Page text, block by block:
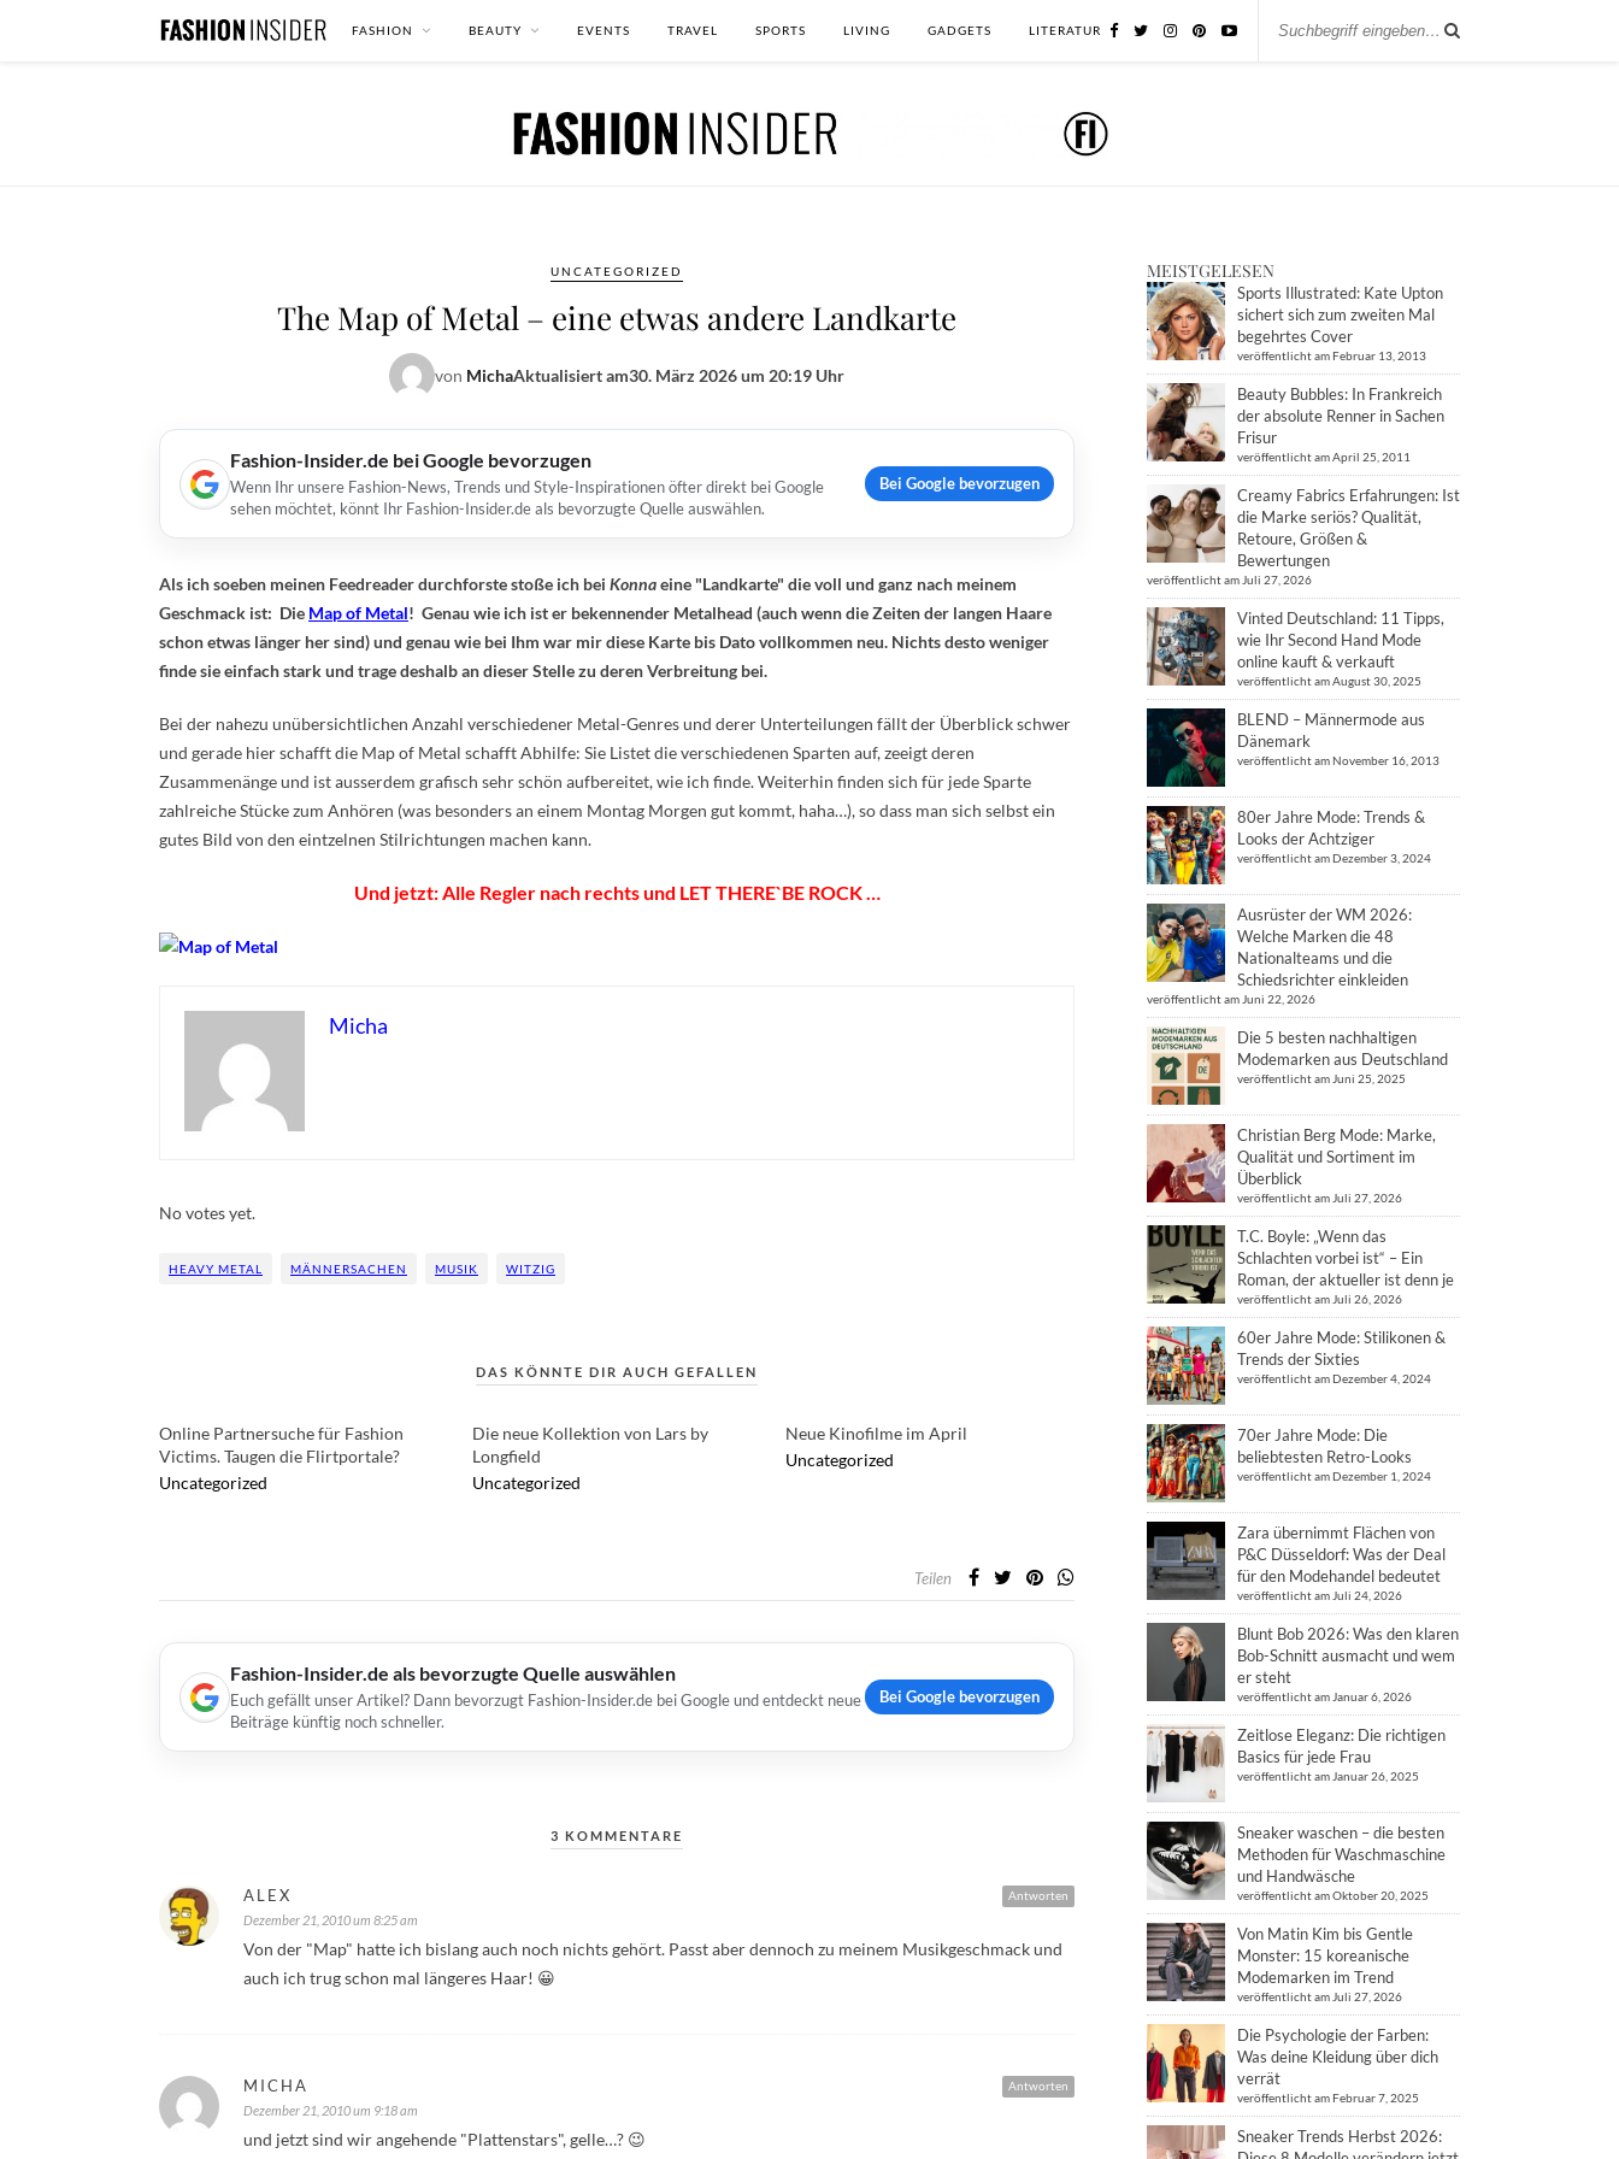
FASHION BEAUTY EVENTS TRAVEL SPORTS LIVING GADGETS LITERATUR
UNCATEGORIZED
The Map of Metal – eine etwas andere Landkarte
von MichaAktualisiert am30. März 2026 um 20:19 Uhr
Fashion-Insider.de bei Google bevorzugen
Wenn Ihr unsere Fashion-News, Trends und Style-Inspirationen öfter direkt bei Google
sehen möchtet, könnt Ihr Fashion-Insider.de als bevorzugte Quelle auswählen.
Bei Google bevorzugen
Als ich soeben meinen Feedreader durchforste stoße ich bei Konnaeine "Landkarte" die voll und ganz nach meinem
Geschmack ist: Die Map of Metal! Genau wie ich ist er bekennender Metalhead (auch wenn die Zeiten der langen Haare
schon etwas länger her sind) und genau wie bei Ihm war mir diese Karte bis Dato vollkommen neu. Nichts desto weniger
finde sie einfach stark und trage deshalb an dieser Stelle zu deren Verbreitung bei.
Bei der nahezu unübersichtlichen Anzahl verschiedener Metal-Genres und derer Unterteilungen fällt der Überblick schwer
und gerade hier schafft die Map of Metal schafft Abhilfe: Sie Listet die verschiedenen Sparten auf, zeeigt deren
Zusammenänge und ist ausserdem grafisch sehr schön aufbereitet, wie ich finde. Weiterhin finden sich für jede Sparte
zahlreiche Stücke zum Anhören (was besonders an einem Montag Morgen gut kommt, haha…), so dass man sich selbst ein
gutes Bild von den eintzelnen Stilrichtungen machen kann.
Und jetzt: Alle Regler nach rechts und LET THERE`BE ROCK …
Micha
No votes yet.
HEAVY METAL MÄNNERSACHEN MUSIK WITZIG
DAS KÖNNTE DIR AUCH GEFALLEN
Online Partnersuche für Fashion
Victims. Taugen die Flirtportale?
Uncategorized
Die neue Kollektion von Lars by
Longfield
Uncategorized
Neue Kinofilme im April
Uncategorized
Teilen
Fashion-Insider.de als bevorzugte Quelle auswählen
Euch gefällt unser Artikel? Dann bevorzugt Fashion-Insider.de bei Google und entdeckt neue
Beiträge künftig noch schneller.
Bei Google bevorzugen
3 KOMMENTARE
Antworten
ALEX
Dezember 21, 2010 um 8:25 am
Von der "Map" hatte ich bislang auch noch nichts gehört. Passt aber dennoch zu meinem Musikgeschmack und
auch ich trug schon mal längeres Haar! 😀
Antworten
MICHA
Dezember 21, 2010 um 9:18 am
und jetzt sind wir angehende "Plattenstars", gelle…? 😉
MEISTGELESEN
Sports Illustrated: Kate Upton
sichert sich zum zweiten Mal
begehrtes Cover
veröffentlicht am Februar 13, 2013
Beauty Bubbles: In Frankreich
der absolute Renner in Sachen
Frisur
veröffentlicht am April 25, 2011
Creamy Fabrics Erfahrungen: Ist
die Marke seriös? Qualität,
Retoure, Größen &
Bewertungen
veröffentlicht am Juli 27, 2026
Vinted Deutschland: 11 Tipps,
wie Ihr Second Hand Mode
online kauft & verkauft
veröffentlicht am August 30, 2025
BLEND – Männermode aus
Dänemark
veröffentlicht am November 16, 2013
80er Jahre Mode: Trends &
Looks der Achtziger
veröffentlicht am Dezember 3, 2024
Ausrüster der WM 2026:
Welche Marken die 48
Nationalteams und die
Schiedsrichter einkleiden
veröffentlicht am Juni 22, 2026
Die 5 besten nachhaltigen
Modemarken aus Deutschland
veröffentlicht am Juni 25, 2025
Christian Berg Mode: Marke,
Qualität und Sortiment im
Überblick
veröffentlicht am Juli 27, 2026
T.C. Boyle: „Wenn das
Schlachten vorbei ist“ – Ein
Roman, der aktueller ist denn je
veröffentlicht am Juli 26, 2026
60er Jahre Mode: Stilikonen &
Trends der Sixties
veröffentlicht am Dezember 4, 2024
70er Jahre Mode: Die
beliebtesten Retro-Looks
veröffentlicht am Dezember 1, 2024
Zara übernimmt Flächen von
P&C Düsseldorf: Was der Deal
für den Modehandel bedeutet
veröffentlicht am Juli 24, 2026
Blunt Bob 2026: Was den klaren
Bob-Schnitt ausmacht und wem
er steht
veröffentlicht am Januar 6, 2026
Zeitlose Eleganz: Die richtigen
Basics für jede Frau
veröffentlicht am Januar 26, 2025
Sneaker waschen – die besten
Methoden für Waschmaschine
und Handwäsche
veröffentlicht am Oktober 20, 2025
Von Matin Kim bis Gentle
Monster: 15 koreanische
Modemarken im Trend
veröffentlicht am Juli 27, 2026
Die Psychologie der Farben:
Was deine Kleidung über dich
verrät
veröffentlicht am Februar 7, 2025
Sneaker Trends Herbst 2026: